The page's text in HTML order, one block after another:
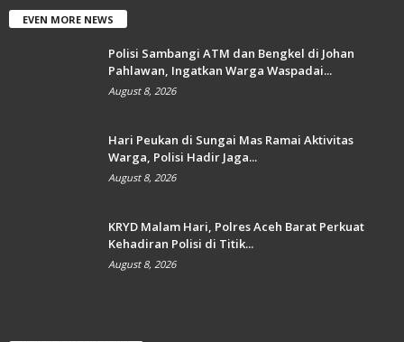
EVEN MORE NEWS
Polisi Sambangi ATM dan Bengkel di Johan
Pahlawan, Ingatkan Warga Waspadai...
August 8, 2026
Hari Peukan di Sungai Mas Ramai Aktivitas
Warga, Polisi Hadir Jaga...
August 8, 2026
KRYD Malam Hari, Polres Aceh Barat Perkuat
Kehadiran Polisi di Titik...
August 8, 2026